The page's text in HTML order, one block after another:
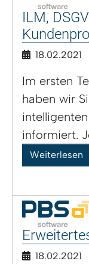
ILM,
18.02.2021
Im ersten
haben wir
informiert.
Weiterlesen
18.02.2021